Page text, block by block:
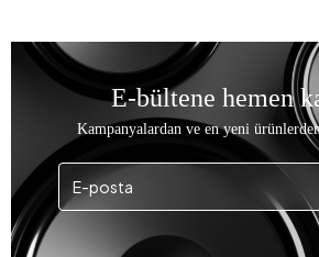
E-bültene hemen
Kampanyalardan ve en yeni